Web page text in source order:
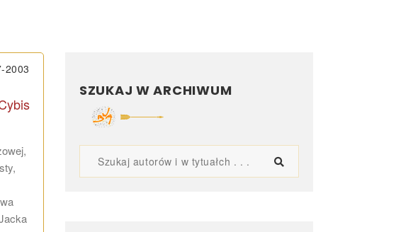
2003
SZUKAJ W ARCHIWUM